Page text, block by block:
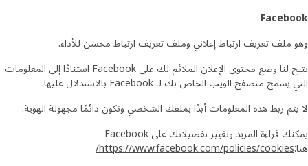
Facebook
وهو ملف تعريف ارتباط إعلاني وملف تعريف ارتباط محسن للأداء.
يتيح لنا وضع محتوى الإعلان الملائم لك على Facebook استنادًا إلى المعلومات
التي يسمح متصفح الويب الخاص بك لـ Facebook بالاستدلال عليها.
لا يتم ربط هذه المعلومات أبدًا بملفك الشخصي وتكون دائمًا مجهولة الهوية.
يمكنك قراءة المزيد وتغيير تفضيلاتك على Facebook
هنا:https://www.facebook.com/policies/cookies/